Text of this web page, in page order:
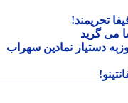
گرید
دستیار نمادین سهراب